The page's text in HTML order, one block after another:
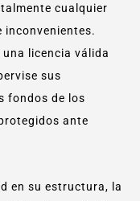
cualquier
inconvenientes.
licencia válida
sus
fondos de los
ante
en su estructura, la